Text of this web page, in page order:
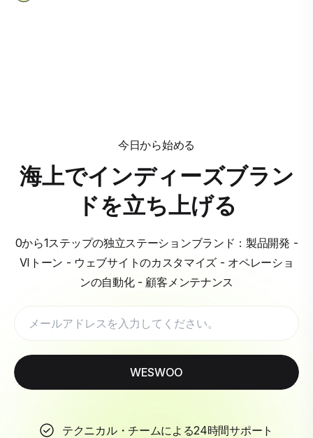
今日から始める
海上でインディーズブラン
ドを立ち上げる
0から1ステップの独立ステーションブランド：製品開発 -
VIトーン - ウェブサイトのカスタマイズ - オペレーショ
ンの自動化 - 顧客メンテナンス
WESWOO
テクニカル・チームによる24時間サポート